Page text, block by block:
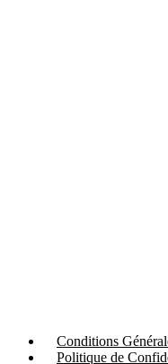
Conditions
Politique de